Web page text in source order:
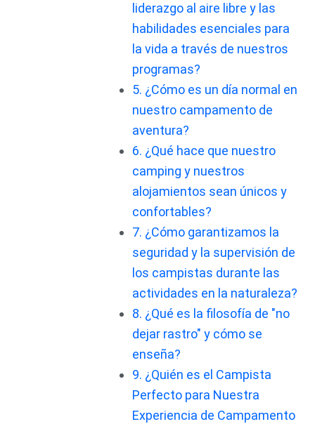
liderazgo al aire libre y las
habilidades esenciales para
la vida a través de nuestros
programas?
5. ¿Cómo es un día normal en
nuestro campamento de
aventura?
6. ¿Qué hace que nuestro
camping y nuestros
alojamientos sean únicos y
confortables?
7. ¿Cómo garantizamos la
seguridad y la supervisión de
los campistas durante las
actividades en la naturaleza?
8. ¿Qué es la filosofía de "no
dejar rastro" y cómo se
enseña?
9. ¿Quién es el Campista
Perfecto para Nuestra
Experiencia de Campamento